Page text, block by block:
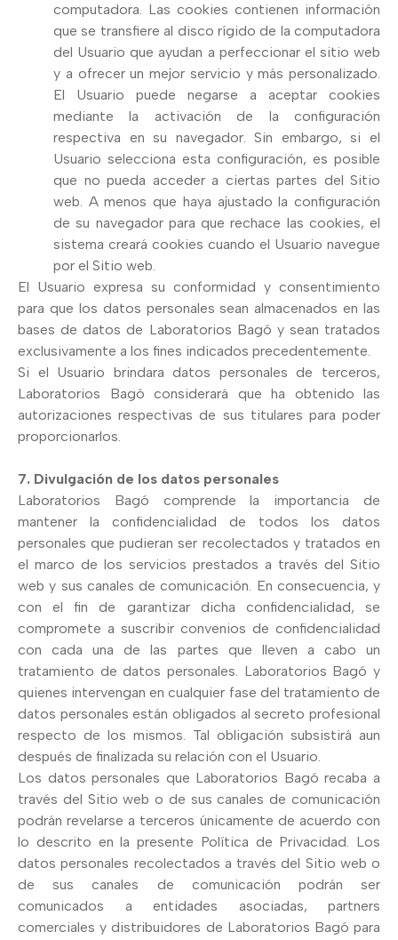
computadora. Las cookies contienen información
que se transfiere al disco rígido de la computadora
del Usuario que ayudan a perfeccionar el sitio web
y a ofrecer un mejor servicio y más personalizado.
El Usuario puede negarse a aceptar cookies
mediante la activación de la configuración
respectiva en su navegador. Sin embargo, si el
Usuario selecciona esta configuración, es posible
que no pueda acceder a ciertas partes del Sitio
web. A menos que haya ajustado la configuración
de su navegador para que rechace las cookies, el
sistema creará cookies cuando el Usuario navegue
por el Sitio web.
El Usuario expresa su conformidad y consentimiento
para que los datos personales sean almacenados en las
bases de datos de Laboratorios Bagó y sean tratados
exclusivamente a los fines indicados precedentemente.
Si el Usuario brindara datos personales de terceros,
Laboratorios Bagó considerará que ha obtenido las
autorizaciones respectivas de sus titulares para poder
proporcionarlos.
7. Divulgación de los datos personales
Laboratorios Bagó comprende la importancia de
mantener la confidencialidad de todos los datos
personales que pudieran ser recolectados y tratados en
el marco de los servicios prestados a través del Sitio
web y sus canales de comunicación. En consecuencia, y
con el fin de garantizar dicha confidencialidad, se
compromete a suscribir convenios de confidencialidad
con cada una de las partes que lleven a cabo un
tratamiento de datos personales. Laboratorios Bagó y
quienes intervengan en cualquier fase del tratamiento de
datos personales están obligados al secreto profesional
respecto de los mismos. Tal obligación subsistirá aun
después de finalizada su relación con el Usuario.
Los datos personales que Laboratorios Bagó recaba a
través del Sitio web o de sus canales de comunicación
podrán revelarse a terceros únicamente de acuerdo con
lo descrito en la presente Política de Privacidad. Los
datos personales recolectados a través del Sitio web o
de sus canales de comunicación podrán ser
comunicados a entidades asociadas, partners
comerciales y distribuidores de Laboratorios Bagó para